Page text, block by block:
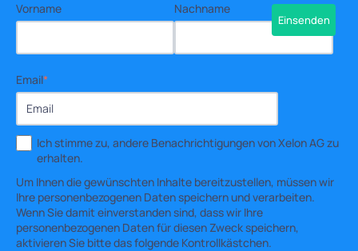
Vorname Nachname
Email*
Ich stimme zu, andere Benachrichtigungen von Xelon AG zu
erhalten.
Um Ihnen die gewünschten Inhalte bereitzustellen, müssen wir
Ihre personenbezogenen Daten speichern und verarbeiten.
Wenn Sie damit einverstanden sind, dass wir Ihre
personenbezogenen Daten für diesen Zweck speichern,
aktivieren Sie bitte das folgende Kontrollkästchen.